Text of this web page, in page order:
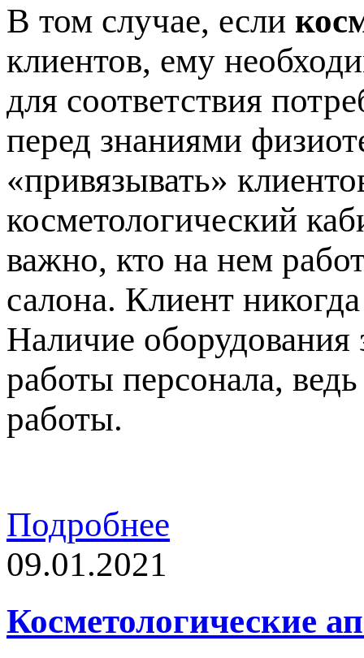
В том случае, если
клиентов, ему
для соответствия
перед знаниями
«привязывать»
косметологический
важно, кто на нем
салона. Клиент
Наличие оборудования
работы персонала,
работы.
Подробнее
09.01.2021
Косметологические